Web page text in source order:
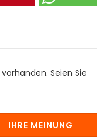
Seien Sie
IHRE MEINUNG